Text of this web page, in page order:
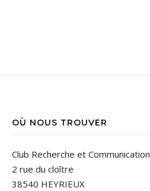
OÙ NOUS TROUVER
Club Recherche et Communication
2 rue du cloître
38540 HEYRIEUX